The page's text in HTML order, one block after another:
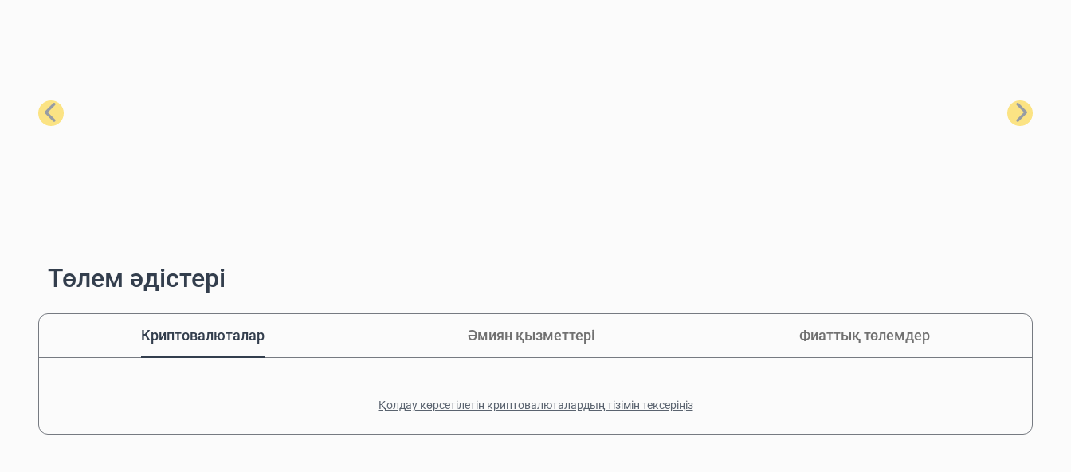
Алдыңғы Келесі
Төлем әдістері
Криптовалюталар Әмиян қызметтері Фиаттық төлемдер
Қолдау көрсетілетін криптовалюталардың тізімін тексеріңіз